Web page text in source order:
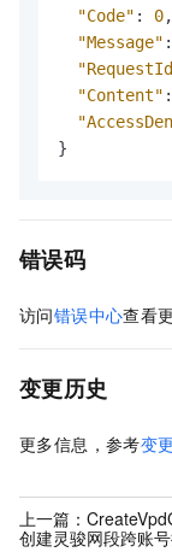
"Code" : 0,
"Message" :
"Content" :
}
错误码
访问错误中心查看
变更历史
更多信息，参考变
上一篇：
创建灵骏网段跨账